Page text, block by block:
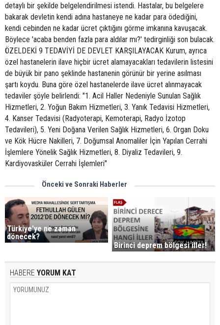
detaylı bir şekilde belgelendirilmesi istendi. Hastalar, bu belgelere
bakarak devletin kendi adına hastaneye ne kadar para ödediğini,
kendi cebinden ne kadar ücret çıktığını görme imkanına kavuşacak.
Böylece 'acaba benden fazla para aldılar mı?' tedirginliği son bulacak.
ÖZELDEKİ 9 TEDAVİYİ DE DEVLET KARŞILAYACAK Kurum, ayrıca
özel hastanelerin ilave hiçbir ücret alamayacakları tedavilerin listesini
de büyük bir pano şeklinde hastanenin görünür bir yerine asılması
şartı koydu. Buna göre özel hastanelerde ilave ücret alınmayacak
tedaviler şöyle belirlendi: "1. Acil Haller Nedeniyle Sunulan Sağlık
Hizmetleri, 2. Yoğun Bakım Hizmetleri, 3. Yanık Tedavisi Hizmetleri,
4. Kanser Tedavisi (Radyoterapi, Kemoterapi, Radyo İzotop
Tedavileri), 5. Yeni Doğana Verilen Sağlık Hizmetleri, 6. Organ Doku
ve Kök Hücre Nakilleri, 7. Doğumsal Anomaliler İçin Yapılan Cerrahi
İşlemlere Yönelik Sağlık Hizmetleri, 8. Diyaliz Tedavileri, 9.
Kardiyovasküler Cerrahi İşlemleri"
Önceki ve Sonraki Haberler
Türkiye'ye ne zaman
dönecek?
Birinci deprem bölgesi iller!
HABERE YORUM KAT